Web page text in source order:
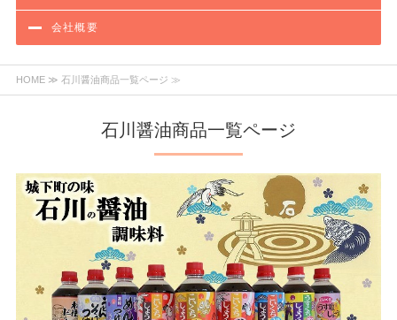
会社概要
HOME≫ 石川醤油商品一覧ページ ≫
石川醤油商品一覧ページ